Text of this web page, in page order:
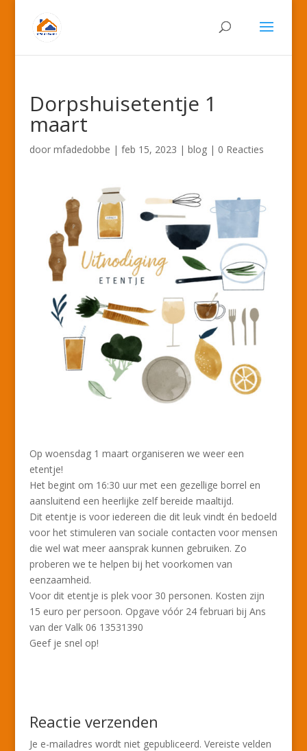
Dorpshuisetentje 1
maart
door mfadedobbe | feb 15, 2023 | blog| 0 Reacties
Op woensdag 1 maart organiseren we weer een
etentje!
Het begint om 16:30 uur met een gezellige borrel en
aansluitend een heerlijke zelf bereide maaltijd.
Dit etentje is voor iedereen die dit leuk vindt én bedoeld
voor het stimuleren van sociale contacten voor mensen
die wel wat meer aansprak kunnen gebruiken. Zo
proberen we te helpen bij het voorkomen van
eenzaamheid.
Voor dit etentje is plek voor 30 personen. Kosten zijn
15 euro per persoon. Opgave vóór 24 februari bij Ans
van der Valk 06 13531390
Geef je snel op!
Reactie verzenden
Je e-mailadres wordt niet gepubliceerd. Vereiste velden